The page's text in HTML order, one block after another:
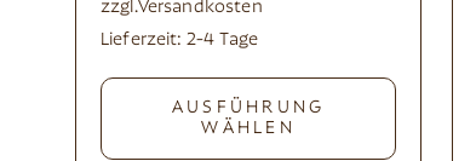
zzgl.Versandkosten
Lieferzeit: 2-4 Tage
AUSFÜHRUNG
WÄHLEN